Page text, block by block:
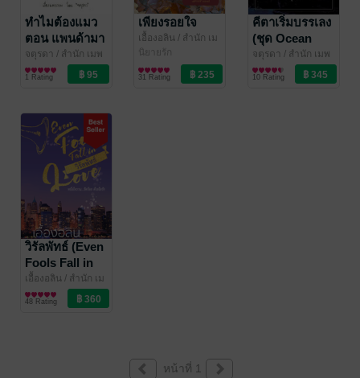
ทำไมต้องแมว
ตอน แพนด้ามา
หานะเธอ I
จตุรดา / สำนัก เมพ
หมี พิมพ์
หนังสือเด็กปฐมวัย /
นิทานภาพ
1 Rating
เพียงรอยใจ
เอื้องอลิน / สำนัก เม
พหมี พิมพ์
นิยายรัก
31 Rating
คีตาเริ่มบรรเลง
(ชุด Ocean
Serenade)
จตุรดา / สำนัก เมพ
หมี พิมพ์
นิยายแฟนตาซี
10 Rating
วิรัลพัทธ์ (Even
Fools Fall in
Love)
เอื้องอลิน / สำนัก เม
พหมี พิมพ์
นิยายรัก
48 Rating
หน้าที่ 1